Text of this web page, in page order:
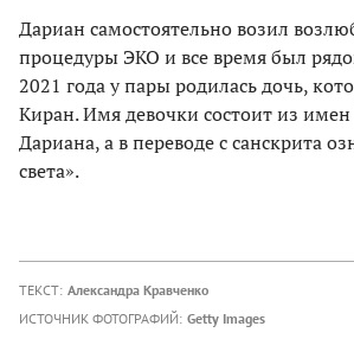
Дариан самостоятельно возил
процедуры ЭКО и все время был
2021 года у пары родилась дочь,
Киран. Имя девочки состоит из
Дариана, а в переводе с санскрита
света».
ТЕКСТ: Александра Кравченко
ИСТОЧНИК ФОТОГРАФИЙ: Getty Images